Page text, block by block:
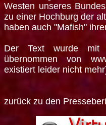
Westen unseres
zu einer Hochburg der
haben auch "Mafish"
Der Text wurde mit
übernommen von
existiert leider nicht
zurück zu den